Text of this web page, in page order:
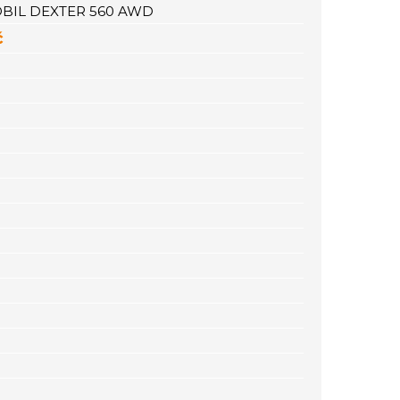
DEXTER 560 AWD